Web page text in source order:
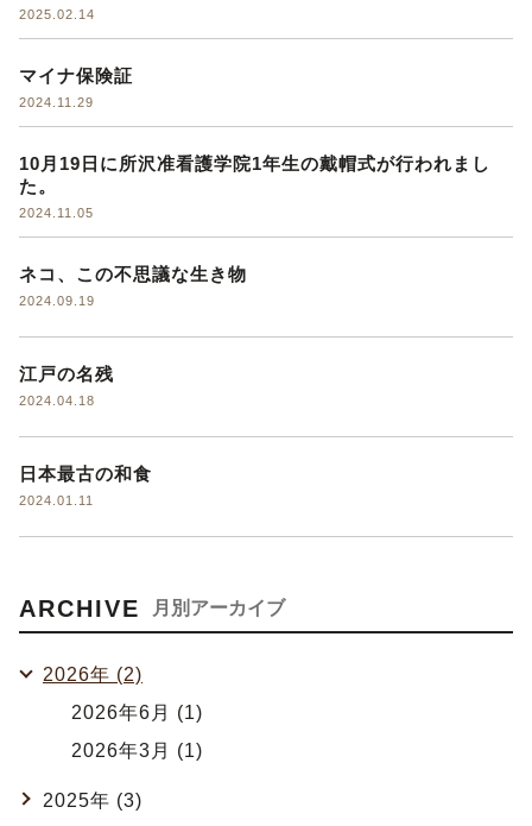
2025.02.14
マイナ保険証
2024.11.29
10月19日に所沢准看護学院1年生の戴帽式が行われまし
た。
2024.11.05
ネコ、この不思議な生き物
2024.09.19
江戸の名残
2024.04.18
日本最古の和食
2024.01.11
ARCHIVE 月別アーカイブ
2026年 (2)
2026年6月 (1)
2026年3月 (1)
2025年 (3)